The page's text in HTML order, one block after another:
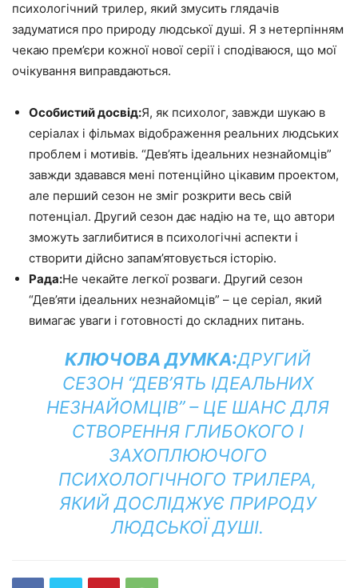
психологічний трилер, який змусить глядачів
задуматися про природу людської душі. Я з нетерпінням
чекаю прем’єри кожної нової серії і сподіваюся, що мої
очікування виправдаються.
Особистий досвід:Я, як психолог, завжди шукаю в
серіалах і фільмах відображення реальних людських
проблем і мотивів. “Дев’ять ідеальних незнайомців”
завжди здавався мені потенційно цікавим проектом,
але перший сезон не зміг розкрити весь свій
потенціал. Другий сезон дає надію на те, що автори
зможуть заглибитися в психологічні аспекти і
створити дійсно запам’ятовується історію.
Рада:Не чекайте легкої розваги. Другий сезон
“Дев’яти ідеальних незнайомців” – це серіал, який
вимагає уваги і готовності до складних питань.
КЛЮЧОВА ДУМКА:ДРУГИЙ
СЕЗОН “ДЕВ’ЯТЬ ІДЕАЛЬНИХ
НЕЗНАЙОМЦІВ” – ЦЕ ШАНС ДЛЯ
СТВОРЕННЯ ГЛИБОКОГО І
ЗАХОПЛЮЮЧОГО
ПСИХОЛОГІЧНОГО ТРИЛЕРА,
ЯКИЙ ДОСЛІДЖУЄ ПРИРОДУ
ЛЮДСЬКОЇ ДУШІ.